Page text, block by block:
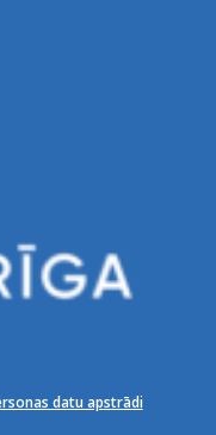
datu apstrādi